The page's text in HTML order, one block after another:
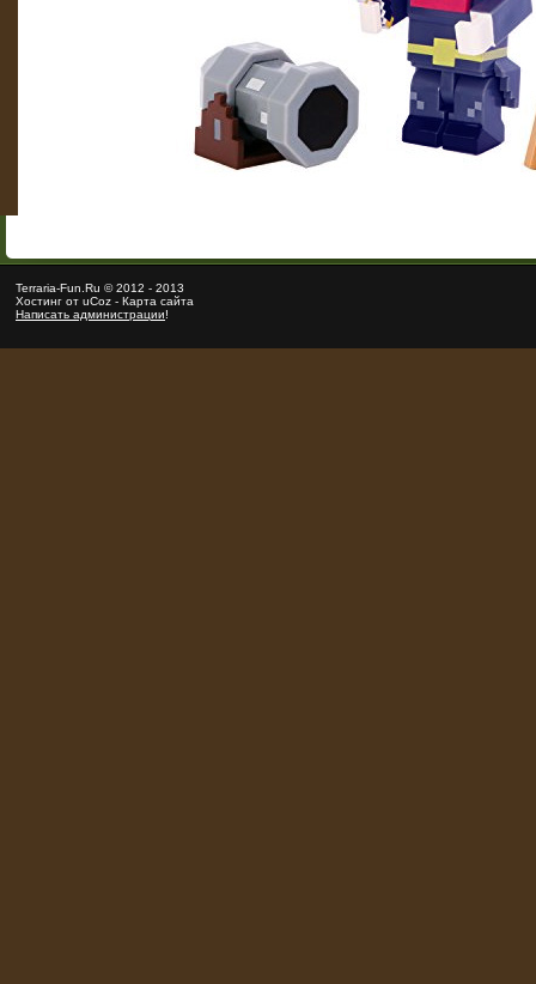
Terraria-Fun.Ru ©2012 - 2013
Хостинг от uCoz - Карта сайта
Написать администрации!